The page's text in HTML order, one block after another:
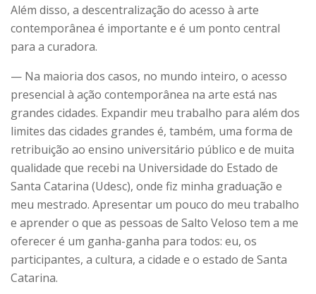
Além disso, a descentralização do acesso à arte
contemporânea é importante e é um ponto central
para a curadora.
— Na maioria dos casos, no mundo inteiro, o acesso
presencial à ação contemporânea na arte está nas
grandes cidades. Expandir meu trabalho para além dos
limites das cidades grandes é, também, uma forma de
retribuição ao ensino universitário público e de muita
qualidade que recebi na Universidade do Estado de
Santa Catarina (Udesc), onde fiz minha graduação e
meu mestrado. Apresentar um pouco do meu trabalho
e aprender o que as pessoas de Salto Veloso tem a me
oferecer é um ganha-ganha para todos: eu, os
participantes, a cultura, a cidade e o estado de Santa
Catarina.